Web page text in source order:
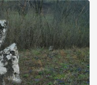
у траві – […]